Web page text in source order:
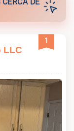
DE
1
LLC